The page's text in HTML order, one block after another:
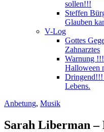
sollen!!!
Steffen
Glauben
V-Log
Gottes
Zahnarztes
Warnung
Halloween
Dringend!!!
Lebens.
Anbetung, Musik
Sarah Liberman